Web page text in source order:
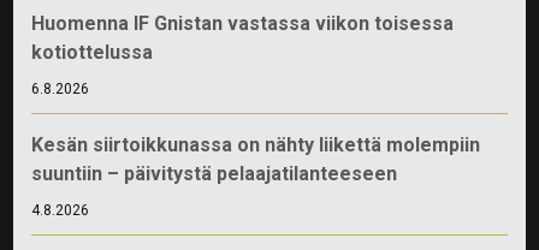
Huomenna IF Gnistan vastassa viikon toisessa
kotiottelussa
6.8.2026
Kesän siirtoikkunassa on nähty liikettä molempiin
suuntiin – päivitystä pelaajatilanteeseen
4.8.2026